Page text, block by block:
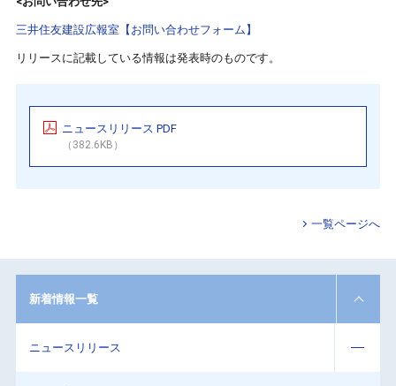
三井住友建設広報室【お問い合わせフォーム】
リリースに記載している情報は発表時のものです。
ニュースリリース PDF
（382.6KB）
一覧ページへ
新着情報一覧
ニュースリリース